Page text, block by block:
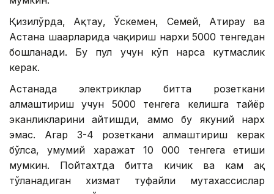
Қизилўрда, Ақтау, Ўскемен, Семей, Атирау ва
Астана шаҳарларида чақириш нархи 5000 тенгедан
бошланади. Бу пул учун кўп нарса кутмаслик
керак.
Астанада электриклар битта розеткани
алмаштириш учун 5000 тенгега келишга тайёр
эканликларини айтишди, аммо бу якуний нарх
эмас. Агар 3-4 розеткани алмаштириш керак
бўлса, умумий харажат 10 000 тенгега етиши
мумкин. Пойтахтда битта кичик ва кам ҳақ
тўланадиган хизмат туфайли мутахассислар